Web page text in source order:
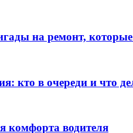
на ремонт,
кто в очереди и что
комфорта водителя